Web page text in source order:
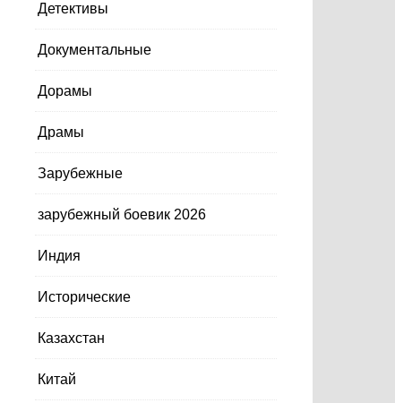
Детективы
Документальные
Дорамы
Драмы
Зарубежные
зарубежный боевик 2026
Индия
Исторические
Казахстан
Китай